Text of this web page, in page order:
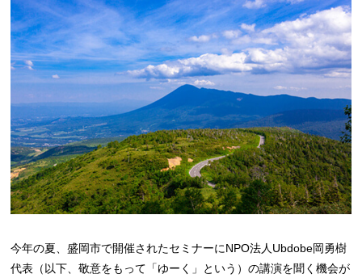
今年の夏、盛岡市で開催されたセミナーにNPO法人Ubdobe岡勇樹
代表（以下、敬意をもって「ゆーく」という）の講演を聞く機会が